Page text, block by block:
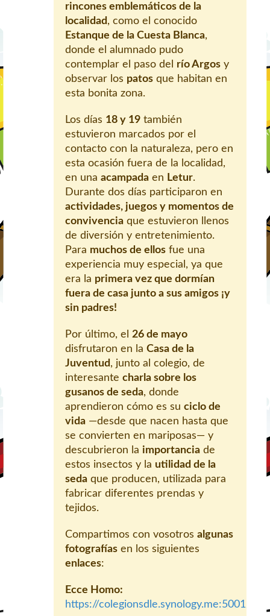
rincones emblemáticos de la
localidad, como el conocido
Estanque de la Cuesta Blanca,
donde el alumnado pudo
contemplar el paso del río Argos y
observar los patos que habitan en
esta bonita zona.
Los días 18 y 19 también
estuvieron marcados por el
contacto con la naturaleza, pero en
esta ocasión fuera de la localidad,
en una acampada en Letur.
Durante dos días participaron en
actividades, juegos y momentos de
convivencia que estuvieron llenos
de diversión y entretenimiento.
Para muchos de ellos fue una
experiencia muy especial, ya que
era la primera vez que dormían
fuera de casa junto a sus amigos ¡y
sin padres!
Por último, el 26 de mayo
disfrutaron en la Casa de la
Juventud, junto al colegio, de
interesante charla sobre los
gusanos de seda, donde
aprendieron cómo es su ciclo de
vida —desde que nacen hasta que
se convierten en mariposas— y
descubrieron la importancia de
estos insectos y la utilidad de la
seda que producen, utilizada para
fabricar diferentes prendas y
tejidos.
Compartimos con vosotros algunas
fotografías en los siguientes
enlaces:
Ecce Homo:
https://colegionsdle.synology.me:5001/